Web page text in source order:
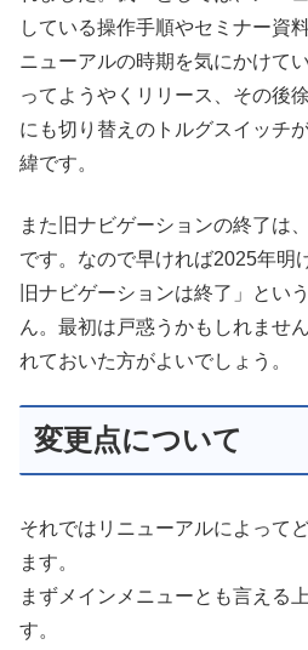
している操作手順やセミナー資
ニューアルの時期を気にかけて
ってようやくリリース、その後
にも切り替えのトルグスイッチ
緯です。
また旧ナビゲーションの終了は
です。なので早ければ2025年明
旧ナビゲーションは終了」とい
ん。最初は戸惑うかもしれませ
れておいた方がよいでしょう。
変更点について
それではリニューアルによって
ます。
まずメインメニューとも言える
す。